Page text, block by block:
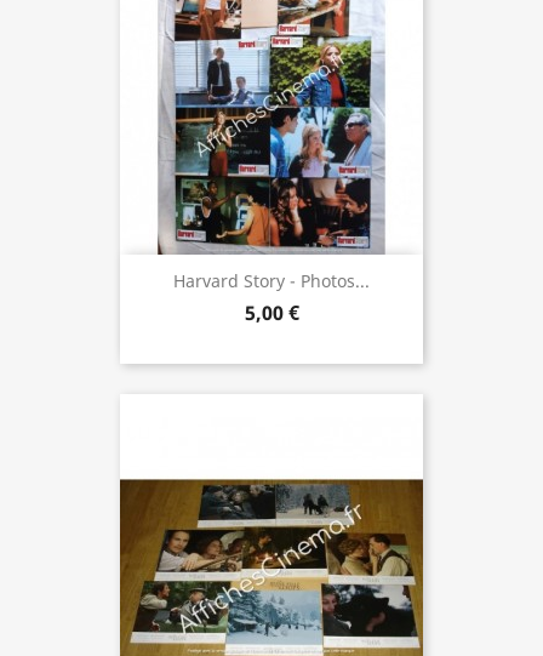
Harvard Story - Photos...
5,00 €